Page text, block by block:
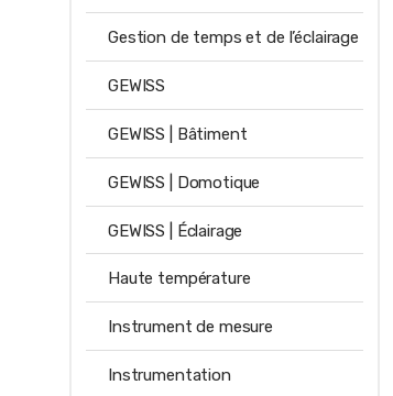
Gestion de temps et de l’éclairage
GEWISS
GEWISS | Bâtiment
GEWISS | Domotique
GEWISS | Éclairage
Haute température
Instrument de mesure
Instrumentation